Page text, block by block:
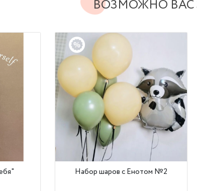
ВОЗМОЖНО ВАС
Набор шаров с Енотом №2